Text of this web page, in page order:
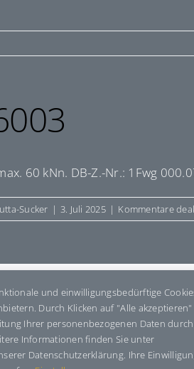
60 kNn. DB-Z.-Nr.: 1Fwg
Sucker | 3. Juli 2025 | Kommentare
Story, Choose Your
und einwilligungsbedürftige
Durch Klicken auf "Alle akzeptieren"
Ihrer personenbezogenen Daten
Informationen finden Sie unter
Datenschutzerklärung. Ihre